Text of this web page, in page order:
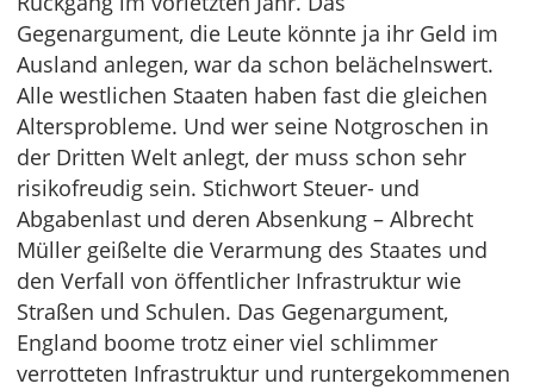
Gegenargument, die Leute könnte ja ihr Geld im
Ausland anlegen, war da schon belächelnswert.
Alle westlichen Staaten haben fast die gleichen
Altersprobleme. Und wer seine Notgroschen in
der Dritten Welt anlegt, der muss schon sehr
risikofreudig sein. Stichwort Steuer- und
Abgabenlast und deren Absenkung – Albrecht
Müller geißelte die Verarmung des Staates und
den Verfall von öffentlicher Infrastruktur wie
Straßen und Schulen. Das Gegenargument,
England boome trotz einer viel schlimmer
verrotteten Infrastruktur und runtergekommenen